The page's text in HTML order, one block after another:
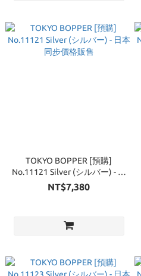
TOKYO BOPPER [預購]
No.11121 Silver (シルバー) - 日
本同步價格販售
NT$7,380